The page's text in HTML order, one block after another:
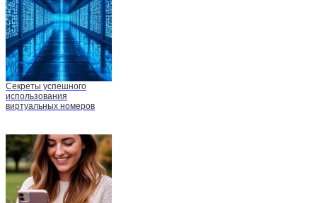
Секреты успешного
использования
виртуальных номеров